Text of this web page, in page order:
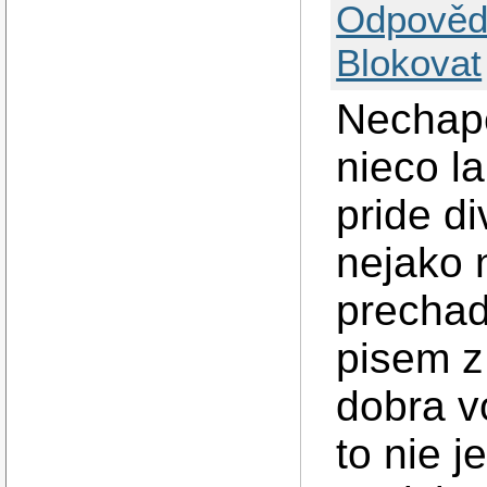
Blokovat
nieco
pride
nejako
pisem
dobra
to nie